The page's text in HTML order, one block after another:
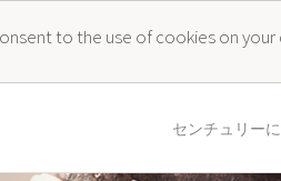
to the use of cookies on your
センチュリー